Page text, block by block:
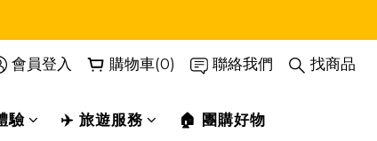
會員登入 購物車(0) 聯絡我們 找商品
驗 ✈️ 旅遊服務 🏠 團購好物